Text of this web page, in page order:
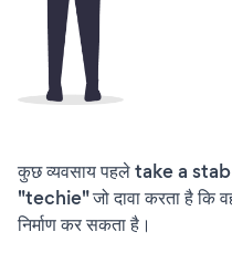
कुछ व्यवसाय पहले take a
"techie" जो दावा करता है
निर्माण कर सकता है।